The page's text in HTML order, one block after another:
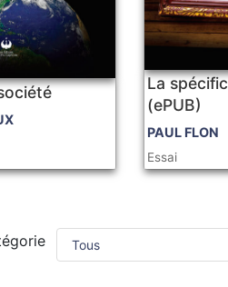
La
(ePUB)
PAUL FLON
Essai